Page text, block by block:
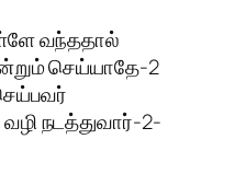
வந்ததால்
செய்யாதே-2
நடத்துவார்-2-